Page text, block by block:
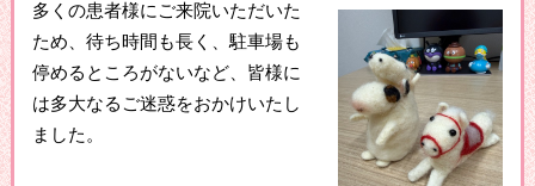
多くの患者様にご来院いただいた
ため、待ち時間も長く、駐車場も
停めるところがないなど、皆様に
は多大なるご迷惑をおかけいたし
ました。